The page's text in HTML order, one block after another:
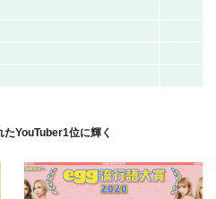
YouTuber1位に輝く